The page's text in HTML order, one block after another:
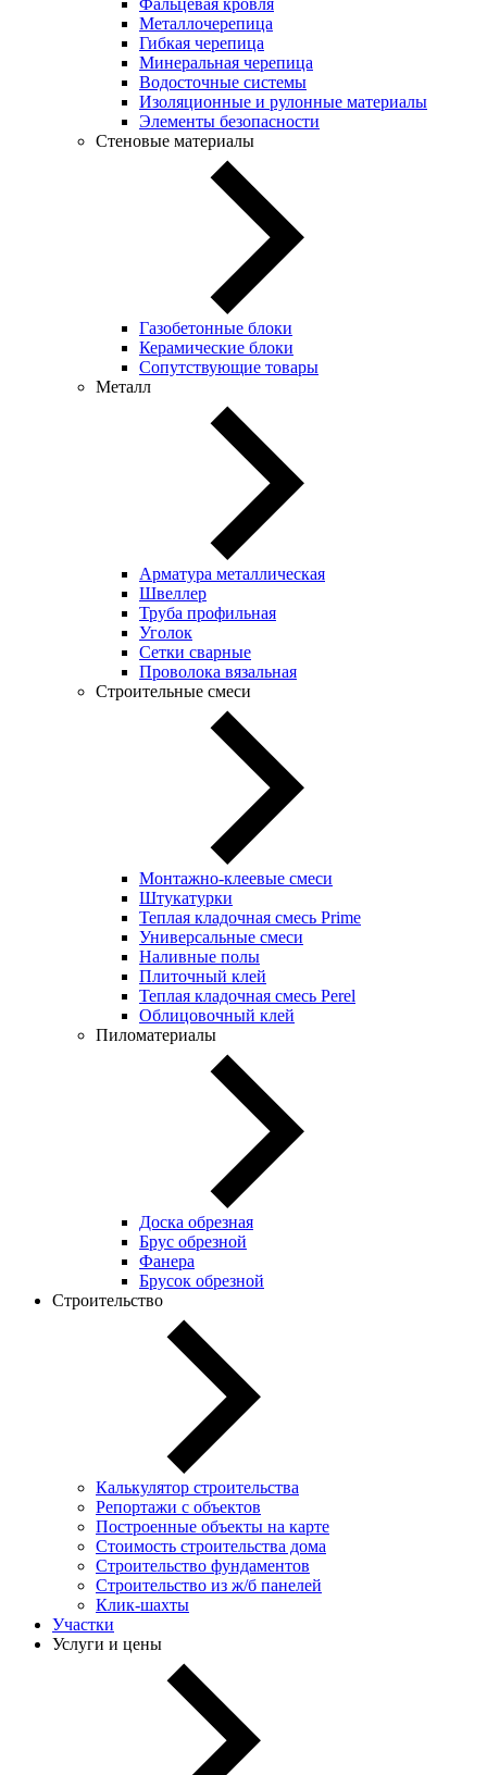
Металлочерепица
Гибкая черепица
Минеральная черепица
Водосточные системы
Изоляционные и рулонные материалы
Элементы безопасности
Стеновые материалы
Газобетонные блоки
Керамические блоки
Сопутствующие товары
Металл
Арматура металлическая
Швеллер
Труба профильная
Уголок
Сетки сварные
Проволока вязальная
Строительные смеси
Монтажно-клеевые смеси
Штукатурки
Теплая кладочная смесь Prime
Универсальные смеси
Наливные полы
Плиточный клей
Теплая кладочная смесь Perel
Облицовочный клей
Пиломатериалы
Доска обрезная
Брус обрезной
Фанера
Брусок обрезной
Строительство
Калькулятор строительства
Репортажи с объектов
Построенные объекты на карте
Стоимость строительства дома
Строительство фундаментов
Строительство из ж/б панелей
Клик-шахты
Участки
Услуги и цены